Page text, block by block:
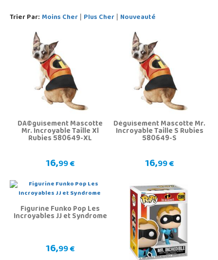
Trier Par: Moins Cher | Plus Cher | Nouveauté
DÃ©guisement Mascotte
Mr. Incroyable Taille Xl
Rubies 580649-XL
16,99 €
Déguisement Mascotte Mr.
Incroyable Taille S Rubies
580649-S
16,99 €
Figurine Funko Pop Les
Incroyables JJ et Syndrome
16,99 €